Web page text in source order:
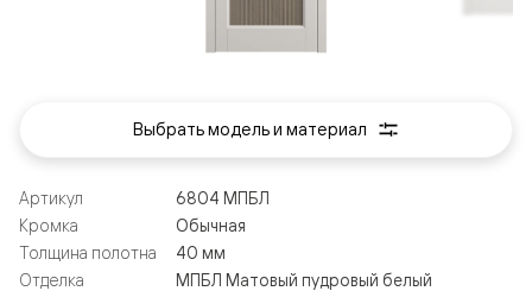
Артикул
6804 МПБЛ
Кромка
Обычная
Толщина полотна
40 мм
Отделка
МПБЛ Матовый пудровый белый
Выбрать модель и материал